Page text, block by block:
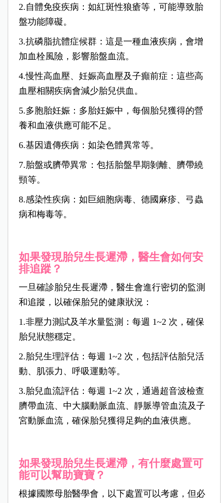
2.自體免疫疾病：如紅斑性狼瘡等，可能導致胎
盤功能障礙。
3.抗磷脂抗體症候群：這是一種血液疾病，會增
加血栓風險，影響胎盤血流。
4.慢性高血壓、妊娠高血壓及子癲前症：這些高
血壓相關疾病會減少胎兒供血。
5.多胞胎妊娠：多胎妊娠中，每個胎兒獲得的營
養和血液供應可能不足。
6.基因遺傳疾病：如染色體異常等。
7.胎盤或臍帶異常：包括胎盤早期剝離、臍帶繞
頸等。
8.感染性疾病：如巨細胞病毒、德國麻疹、弓蟲
病和梅毒等。
如果發現胎兒生長遲滯，醫生會如何安
排追蹤？
一旦確診胎兒生長遲滯，醫生會進行密切的監測
和追蹤，以確保胎兒的健康狀況：
1.非壓力測試及羊水量監測：每週 1~2 次，確保
胎兒狀態穩定。
2.胎兒生理評估：每週 1~2 次，包括評估胎兒活
動、肌張力、呼吸運動等。
3.胎兒血流評估：每週 1~2 次，通過超音波檢查
臍帶血流、中大腦動脈血流、靜脈導管血流及子
宮動脈血流，確保胎兒獲得足夠的血液供應。
如果發現胎兒生長遲滯，有什麼處置可
能可以幫助寶寶？
根據國際母胎醫學會，以下處置可以考慮，但必